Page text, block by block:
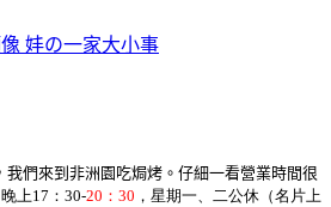
妦の一家大小事
我們來到非洲園吃焗烤。仔細一看營業時間很
上17：30-20：30 ，星期一、二公休（名片上